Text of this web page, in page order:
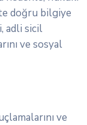
doğru bilgiye
adli sicil
ve sosyal
ve